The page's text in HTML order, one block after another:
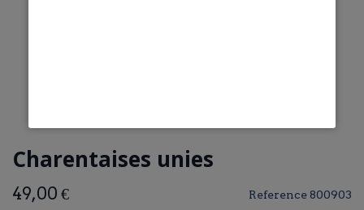
Charentaises unies
Reference 800903
49,00 €